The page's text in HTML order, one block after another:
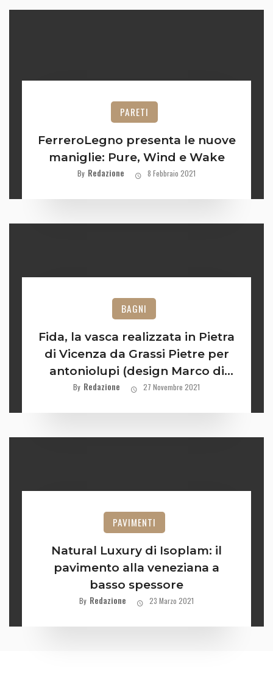
PARETI
FerreroLegno presenta le nuove
maniglie: Pure, Wind e Wake
By Redazione 8 Febbraio 2021
BAGNI
Fida, la vasca realizzata in Pietra
di Vicenza da Grassi Pietre per
antoniolupi (design Marco di
Paolo)
By Redazione 27 Novembre 2021
PAVIMENTI
Natural Luxury di Isoplam: il
pavimento alla veneziana a
basso spessore
By Redazione 23 Marzo 2021